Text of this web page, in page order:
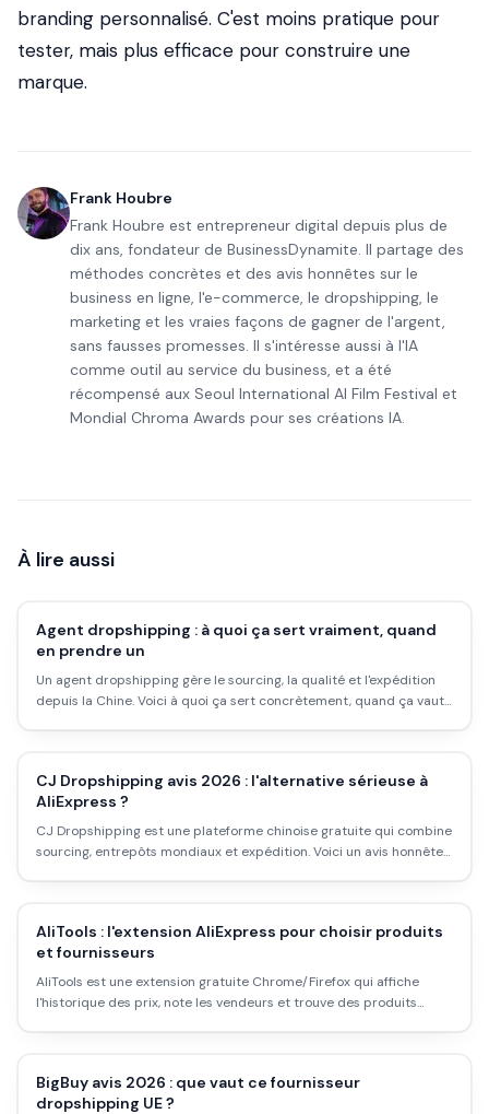
branding personnalisé. C'est moins pratique pour
tester, mais plus efficace pour construire une
marque.
Frank Houbre
Frank Houbre est entrepreneur digital depuis plus de
dix ans, fondateur de BusinessDynamite. Il partage des
méthodes concrètes et des avis honnêtes sur le
business en ligne, l'e-commerce, le dropshipping, le
marketing et les vraies façons de gagner de l'argent,
sans fausses promesses. Il s'intéresse aussi à l'IA
comme outil au service du business, et a été
récompensé aux Seoul International AI Film Festival et
Mondial Chroma Awards pour ses créations IA.
À lire aussi
Agent dropshipping : à quoi ça sert vraiment, quand
en prendre un
Un agent dropshipping gère le sourcing, la qualité et l'expédition
depuis la Chine. Voici à quoi ça sert concrètement, quand ça vaut
CJ Dropshipping avis 2026 : l'alternative sérieuse à
AliExpress ?
CJ Dropshipping est une plateforme chinoise gratuite qui combine
sourcing, entrepôts mondiaux et expédition. Voici un avis honnête
AliTools : l'extension AliExpress pour choisir produits
et fournisseurs
AliTools est une extension gratuite Chrome/Firefox qui affiche
l'historique des prix, note les vendeurs et trouve des produits
BigBuy avis 2026 : que vaut ce fournisseur
dropshipping UE ?